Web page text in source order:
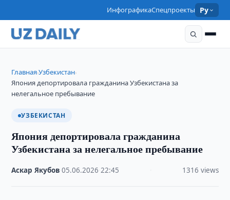
ИнфографикаСпецпроекты Ру
Главная›Узбекистан›
Япония депортировала гражданина Узбекистана за
нелегальное пребывание
УЗБЕКИСТАН
Япония депортировала гражданина
Узбекистана за нелегальное пребывание
Аскар Якубов ·05.06.2026 ·22:45 1316 views